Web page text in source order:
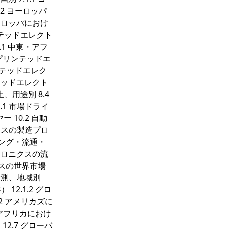
ヨーロッパ
ッパにおけ
ッドエレクト
中東・アフ
ンテッドエ
ッドエレク
ドエレクト
、用途別 8.4
市場ドライ
ー 10.2 自動
の製造プロ
グ・流通・
ニクスの流
の世界市場
、地域別
12.1.2 グロ
アメリカズに
フリカにおけ
12.7 グローバ